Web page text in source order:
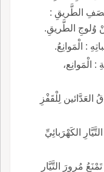
الطَّريقِ :
وُلوجِ الطَّريقِ.
: الْمَوانِعُ.
الْمَوانِع،
لِلْقَفْزِ
الكَهْرَبائِيِّ
مُرورَ التَّيَّارِ